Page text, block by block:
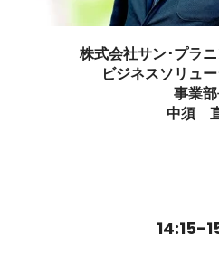
株式会社サン･プラ
ビジネスソリュ
事業
中須
14:15-